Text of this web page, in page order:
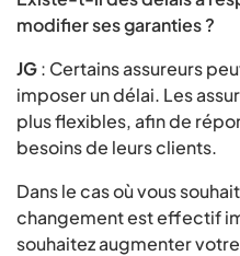
modifier ses garanties ?
JG: Certains assureurs
imposer un délai. Les
plus flexibles, afin de
besoins de leurs clients.
Dans le cas où vous
changement est effectif
souhaitez augmenter